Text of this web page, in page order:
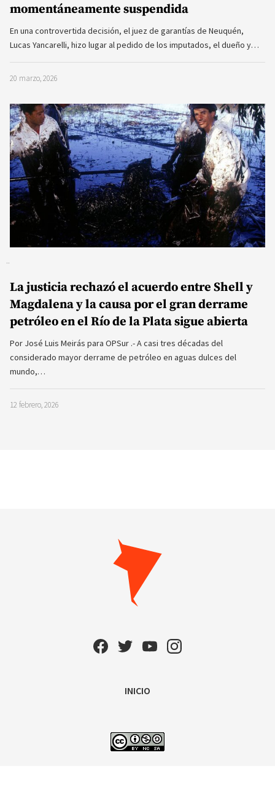
momentáneamente suspendida
En una controvertida decisión, el juez de garantías de Neuquén,
Lucas Yancarelli, hizo lugar al pedido de los imputados, el dueño y…
20 marzo, 2026
La justicia rechazó el acuerdo entre Shell y
Magdalena y la causa por el gran derrame
petróleo en el Río de la Plata sigue abierta
Por José Luis Meirás para OPSur .- A casi tres décadas del
considerado mayor derrame de petróleo en aguas dulces del
mundo,…
12 febrero, 2026
INICIO